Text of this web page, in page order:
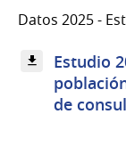
Datos 2025 -
Estudio
de